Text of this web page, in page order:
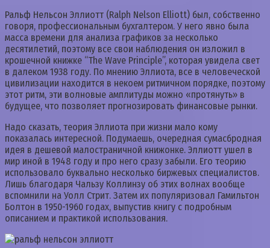
Ральф Нельсон Эллиотт (Ralph Nelson Elliott) был, собственно
говоря, профессиональным бухгалтером. У него явно была
масса времени для анализа графиков за несколько
десятилетий, поэтому все свои наблюдения он изложил в
крошечной книжке “The Wave Principle”, которая увидела свет
в далеком 1938 году. По мнению Эллиота, все в человеческой
цивилизации находится в некоем ритмичном порядке, поэтому
этот ритм, эти волновые амплитуды можно «протянуть» в
будущее, что позволяет прогнозировать финансовые рынки.
Надо сказать, теория Эллиота при жизни мало кому
показалась интересной. Подумаешь, очередная сумасбродная
идея в дешевой малостраничной книжонке. Эллиотт ушел в
мир иной в 1948 году и про него сразу забыли. Его теорию
использовало буквально несколько биржевых специалистов.
Лишь благодаря Чальзу Коллинзу об этих волнах вообще
вспомнили на Уолл Стрит. Затем их популяризовал Гамильтон
Болтон в 1950-1960 годах, выпустив книгу с подробным
описанием и практикой использования.